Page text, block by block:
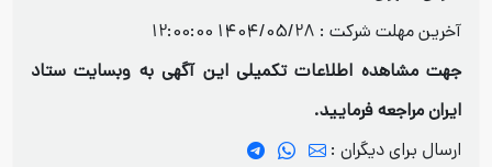
آخرین مهلت شرکت : 1404/05/28 12:00:00
جهت مشاهده اطلاعات تکمیلی این آگهی به وبسایت ستاد
ایران مراجعه فرمایید.
ارسال برای دیگران :